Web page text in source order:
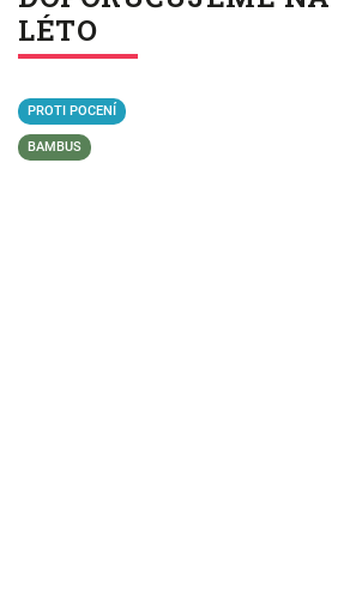
LÉTO
PROTI POCENÍ
BAMBUS